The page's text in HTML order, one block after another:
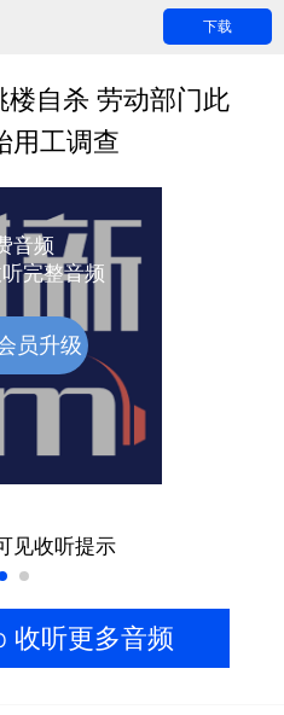
下载
自杀 劳动部门此
用工调查
音频
完整音频
员升级
见收听提示
收听更多音频